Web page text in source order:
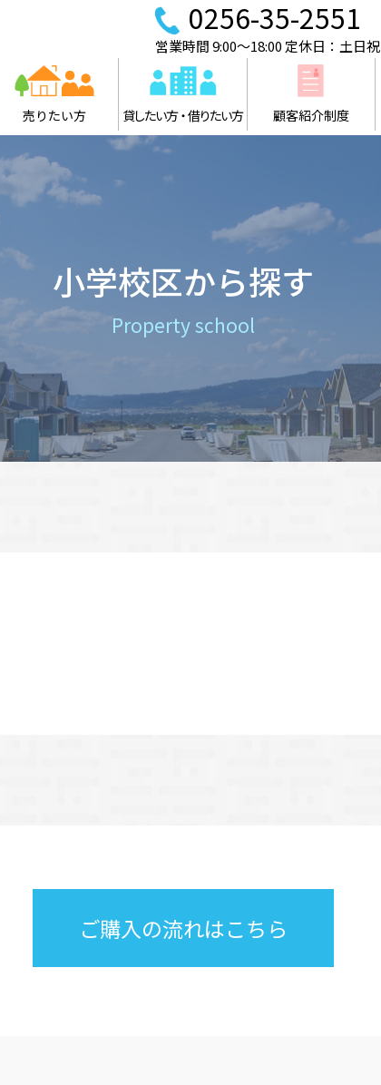
0256-35-2551
営業時間 9:00～18:00 定休日：土日祝
売りたい方 貸したい方・借りたい方 顧客紹介制度
小学校区から探す
Property school
ご購入の流れはこちら